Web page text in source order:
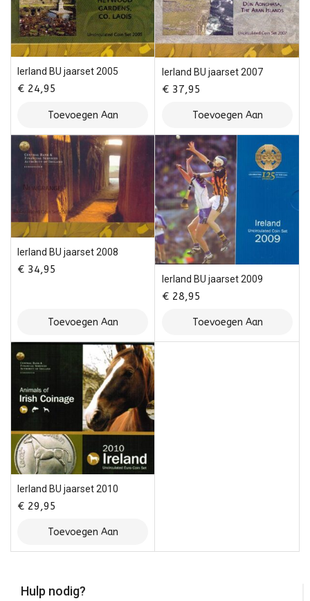
Ierland BU jaarset 2005
€ 24,95
Toevoegen Aan
Winkelwagen
Ierland BU jaarset 2007
€ 37,95
Toevoegen Aan
Winkelwagen
Ierland BU jaarset 2008
€ 34,95
Toevoegen Aan
Winkelwagen
Ierland BU jaarset 2009
€ 28,95
Toevoegen Aan
Winkelwagen
Ierland BU jaarset 2010
€ 29,95
Toevoegen Aan
Winkelwagen
Hulp nodig?